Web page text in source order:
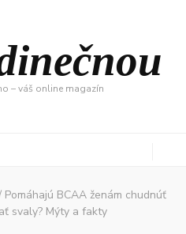
– váš online magazín
Pomáhajú BCAA ženám chudnúť
svaly? Mýty a fakty